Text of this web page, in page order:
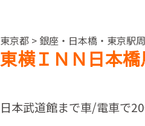
東京都 > 銀座・日本橋・東京駅
東横ＩＮＮ日本
日本武道館まで車/電車で